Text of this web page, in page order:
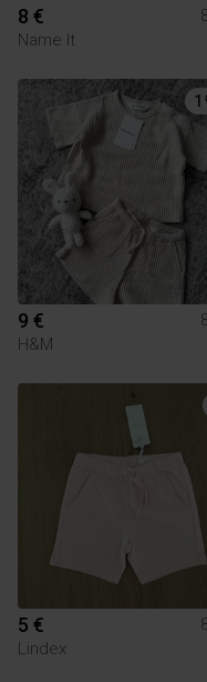
8 €
Name It
1
9 €
H&M
5 €
Lindex